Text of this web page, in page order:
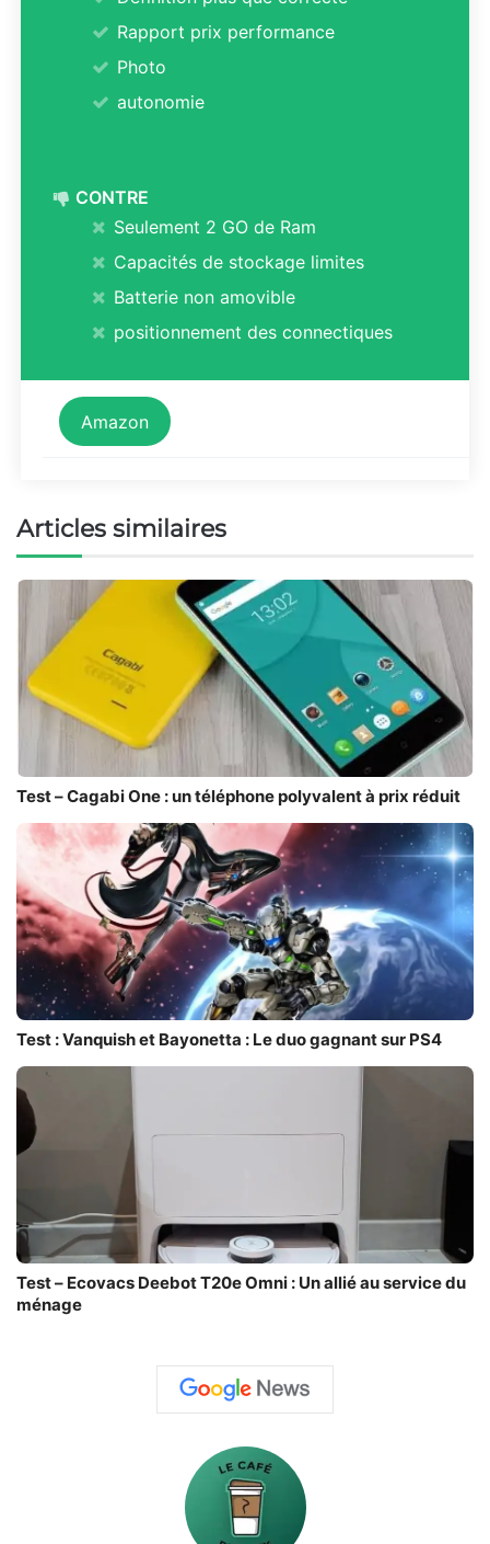
Rapport prix performance
Photo
autonomie
CONTRE
Seulement 2 GO de Ram
Capacités de stockage limites
Batterie non amovible
positionnement des connectiques
Amazon
Articles similaires
Test – Cagabi One : un téléphone polyvalent à prix réduit
Test : Vanquish et Bayonetta : Le duo gagnant sur PS4
Test – Ecovacs Deebot T20e Omni : Un allié au service du
ménage